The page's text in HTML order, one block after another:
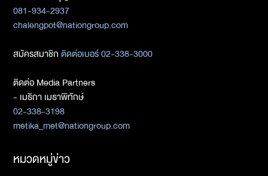
081-934-2937
chalengpot@nationgroup.com
สมัครสมาชิกติดต่อเบอร์ 02-338-3000
ติดต่อ Media Partners
- เมธิกา เมธาพิทักษ์
02-338-3198
metika_met@nationgroup.com
หมวดหมู่ข่าว